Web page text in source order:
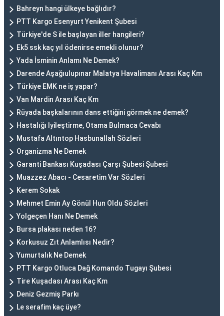
Bahreyn hangi ülkeye bağlıdır?
PTT Kargo Esenyurt Yenikent Şubesi
Türkiye'de S ile başlayan iller hangileri?
Ek5 ssk kaç yıl ödenirse emekli olunur?
Yada İsminin Anlamı Ne Demek?
Darende Aşağıulupınar Malatya Havalimanı Arası Kaç Km
Türkiye EMK ne iş yapar?
Van Mardin Arası Kaç Km
Rüyada başkalarının dans ettiğini görmek ne demek?
Hastalığı Iyileştirme, Otama Bulmaca Cevabı
Mustafa Altıntop Hasbunallah Sözleri
Organizma Ne Demek
Garanti Bankası Kuşadası Çarşı Şubesi Şubesi
Muazzez Abacı - Cesaretim Var Sözleri
Kerem Sokak
Mehmet Emin Ay Gönül Hun Oldu Sözleri
Yolgeçen Hanı Ne Demek
Bursa plakası neden 16?
Korkusuz Zıt Anlamlısı Nedir?
Yumurtalık Ne Demek
PTT Kargo Otluca Dağ Komando Tugayı Şubesi
Tire Kuşadası Arası Kaç Km
Deniz Gezmiş Parkı
Le serafim kaç üye?